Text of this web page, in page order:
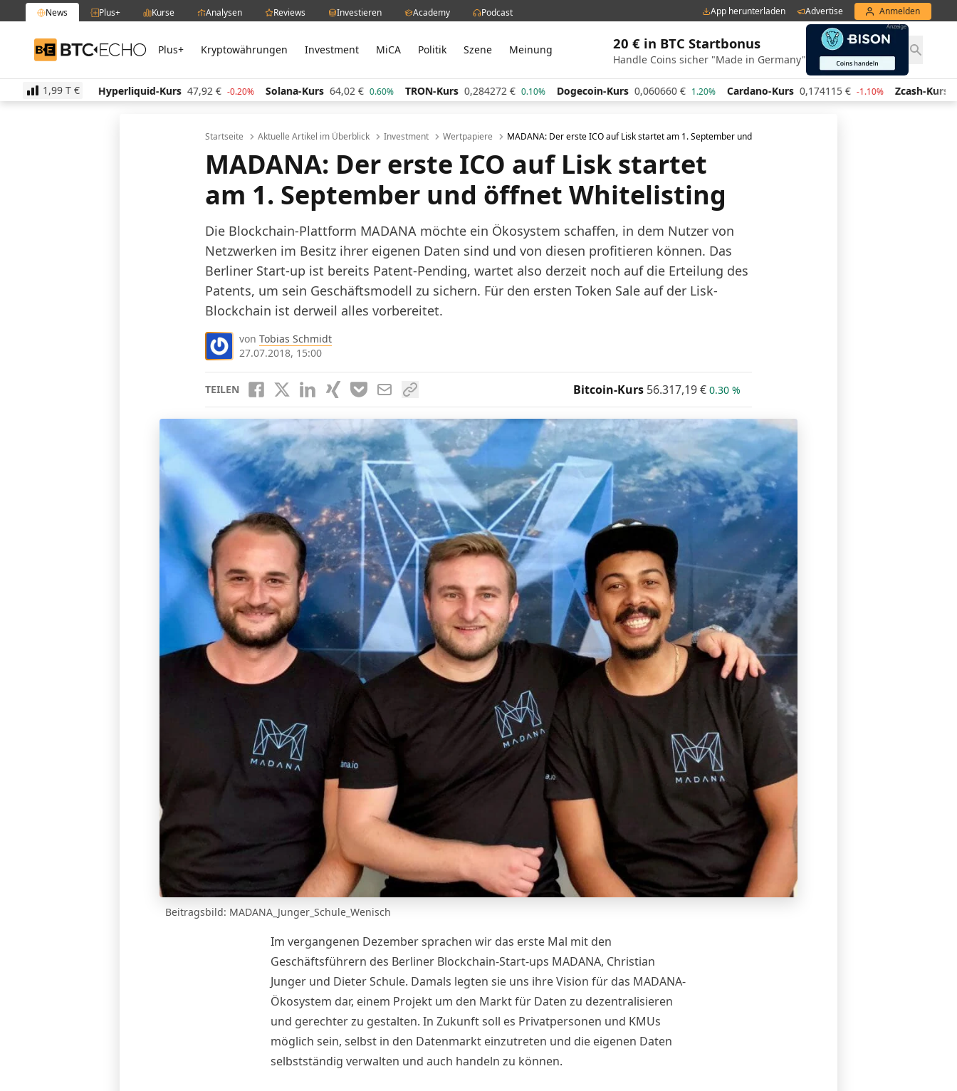
News Plus+ Kurse Analysen Reviews Investieren Academy Podcast App herunterladen Advertise Anmelden
BTC-ECHO Plus+ Kryptowährungen Investment MiCA Politik Szene Meinung 20 € in BTC Startbonus
Handle Coins sicher "Made in Germany"
1,99 T €
-0.20% Hyperliquid-Kurs 47,92 € -0.20% Solana-Kurs 64,02 € 0.60% TRON-Kurs 0,284272 € 0.10% Dogecoin-Kurs 0,060660 € 1.20% Cardano-Kurs 0,174115 € -1.10% Zcash-Kurs 445,41 €
Startseite Aktuelle Artikel im Überblick Investment Wertpapiere MADANA: Der erste ICO auf Lisk startet am 1. September und öffnet Whitelisting
MADANA: Der erste ICO auf Lisk startet
am 1. September und öffnet Whitelisting
Die Blockchain-Plattform MADANA möchte ein Ökosystem schaffen, in dem Nutzer von
Netzwerken im Besitz ihrer eigenen Daten sind und von diesen profitieren können. Das
Berliner Start-up ist bereits Patent-Pending, wartet also derzeit noch auf die Erteilung des
Patents, um sein Geschäftsmodell zu sichern. Für den ersten Token Sale auf der Lisk-
Blockchain ist derweil alles vorbereitet.
von Tobias Schmidt
27.07.2018, 15:00
TEILEN Bitcoin-Kurs 56.317,19€ 0.30 %
Beitragsbild: MADANA_Junger_Schule_Wenisch
Im vergangenen Dezember sprachen wir das erste Mal mit den
Geschäftsführern des Berliner Blockchain-Start-ups MADANA, Christian
Junger und Dieter Schule. Damals legten sie uns ihre Vision für das MADANA-
Ökosystem dar, einem Projekt um den Markt für Daten zu dezentralisieren
und gerechter zu gestalten. In Zukunft soll es Privatpersonen und KMUs
möglich sein, selbst in den Datenmarkt einzutreten und die eigenen Daten
selbstständig verwalten und auch handeln zu können.